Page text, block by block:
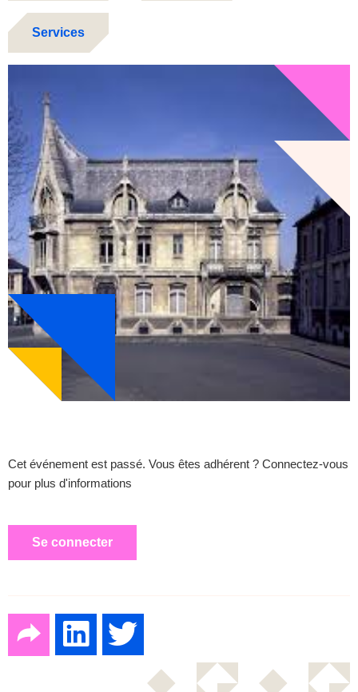
Services
Cet événement est passé. Vous êtes adhérent ? Connectez-vous
pour plus d'informations
Se connecter